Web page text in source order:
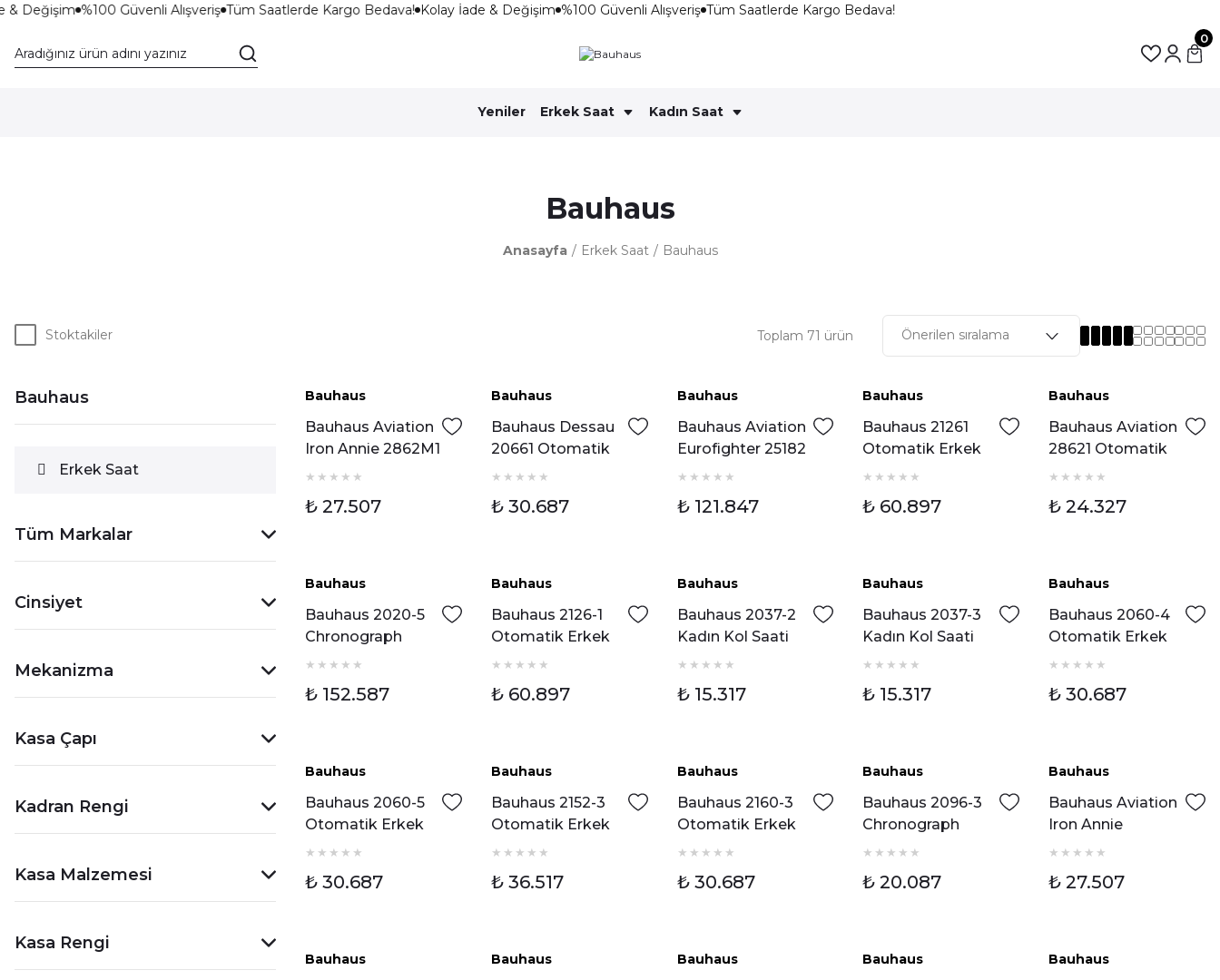
& Değişim %100 Güvenli Alışveriş Tüm Saatlerde Kargo Bedava! Kolay İade & Değişim %100 Güvenli Alışveriş Tüm Saatlerde Kargo Bedava!
0
Yeniler Erkek Saat Kadın Saat
Bauhaus
Anasayfa Erkek Saat Bauhaus
Stoktakiler Toplam 71 ürün
Bauhaus
Erkek Saat
Tüm Markalar
Cinsiyet
Mekanizma
Kasa Çapı
Kadran Rengi
Kasa Malzemesi
Kasa Rengi
Bauhaus
Bauhaus Aviation
Iron Annie 2862M1
Otomatik Erkek
₺ 27.507
Bauhaus
Bauhaus Dessau
20661 Otomatik
Erkek Kol Saati
₺ 30.687
Bauhaus
Bauhaus Aviation
Eurofighter 25182
Otomatik Erkek
₺ 121.847
Bauhaus
Bauhaus 21261
Otomatik Erkek
Kol Saati
₺ 60.897
Bauhaus
Bauhaus Aviation
28621 Otomatik
Erkek Kol Saati
₺ 24.327
Bauhaus
Bauhaus 2020-5
Chronograph
Otomatik Erkek
₺ 152.587
Bauhaus
Bauhaus 2126-1
Otomatik Erkek
Kol Saati
₺ 60.897
Bauhaus
Bauhaus 2037-2
Kadın Kol Saati
₺ 15.317
Bauhaus
Bauhaus 2037-3
Kadın Kol Saati
₺ 15.317
Bauhaus
Bauhaus 2060-4
Otomatik Erkek
Kol Saati
₺ 30.687
Bauhaus
Bauhaus 2060-5
Otomatik Erkek
Kol Saati
₺ 30.687
Bauhaus
Bauhaus 2152-3
Otomatik Erkek
Kol Saati
₺ 36.517
Bauhaus
Bauhaus 2160-3
Otomatik Erkek
Kol Saati
₺ 30.687
Bauhaus
Bauhaus 2096-3
Chronograph
Erkek Kol Saati
₺ 20.087
Bauhaus
Bauhaus Aviation
Iron Annie
2862M4
Kol Saat
₺ 27.507
Bauhaus Bauhaus Bauhaus Bauhaus Bauhaus